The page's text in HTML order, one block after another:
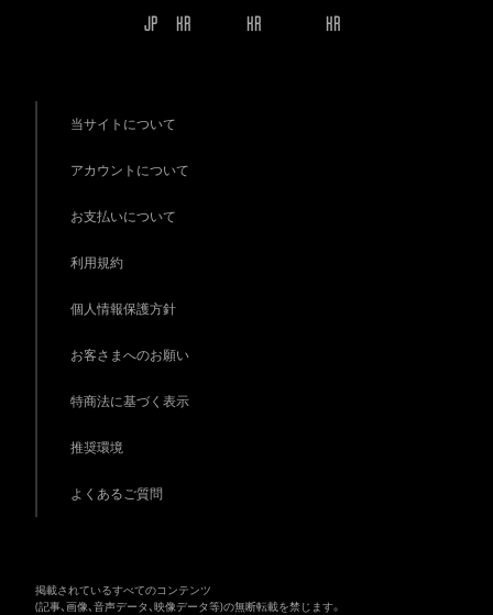
JP KR KR KR
当サイトについて
アカウントについて
お支払いについて
利用規約
個人情報保護方針
お客さまへのお願い
特商法に基づく表示
推奨環境
よくあるご質問
掲載されているすべてのコンテンツ
(記事、画像、音声データ、映像データ等)の無断転載を禁じます。